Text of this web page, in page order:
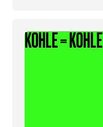
KOHLE = KOHLE